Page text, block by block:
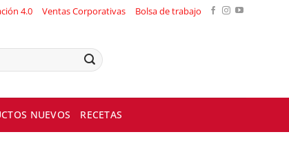
4.0 Ventas Corporativas Bolsa de trabajo
NUEVOS RECETAS